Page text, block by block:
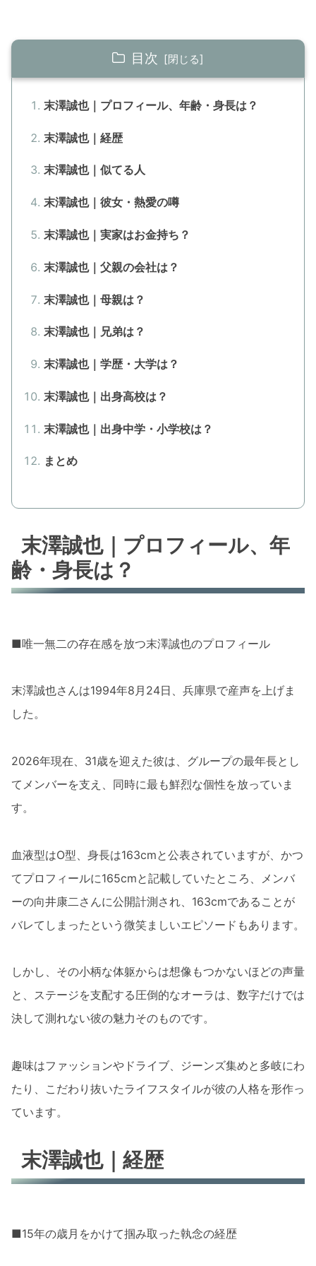
目次
末澤誠也｜プロフィール、年齢・身長は？
末澤誠也｜経歴
末澤誠也｜似てる人
末澤誠也｜彼女・熱愛の噂
末澤誠也｜実家はお金持ち？
末澤誠也｜父親の会社は？
末澤誠也｜母親は？
末澤誠也｜兄弟は？
末澤誠也｜学歴・大学は？
末澤誠也｜出身高校は？
末澤誠也｜出身中学・小学校は？
まとめ
末澤誠也｜プロフィール、年
齢・身長は？
■唯一無二の存在感を放つ末澤誠也のプロフィール
末澤誠也さんは1994年8月24日、兵庫県で産声を上げま
した。
2026年現在、31歳を迎えた彼は、グループの最年長とし
てメンバーを支え、同時に最も鮮烈な個性を放っていま
す。
血液型はO型、身長は163cmと公表されていますが、かつ
てプロフィールに165cmと記載していたところ、メンバ
ーの向井康二さんに公開計測され、163cmであることが
バレてしまったという微笑ましいエピソードもあります。
しかし、その小柄な体躯からは想像もつかないほどの声量
と、ステージを支配する圧倒的なオーラは、数字だけでは
決して測れない彼の魅力そのものです。
趣味はファッションやドライブ、ジーンズ集めと多岐にわ
たり、こだわり抜いたライフスタイルが彼の人格を形作っ
ています。
末澤誠也｜経歴
■15年の歳月をかけて掴み取った執念の経歴